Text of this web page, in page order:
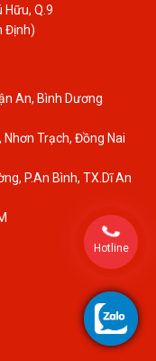
Hữu, Q.9
Định)
An, Bình Dương
Trạch, Đồng Nai
P.An Bình, TX.Dĩ An
Hotline